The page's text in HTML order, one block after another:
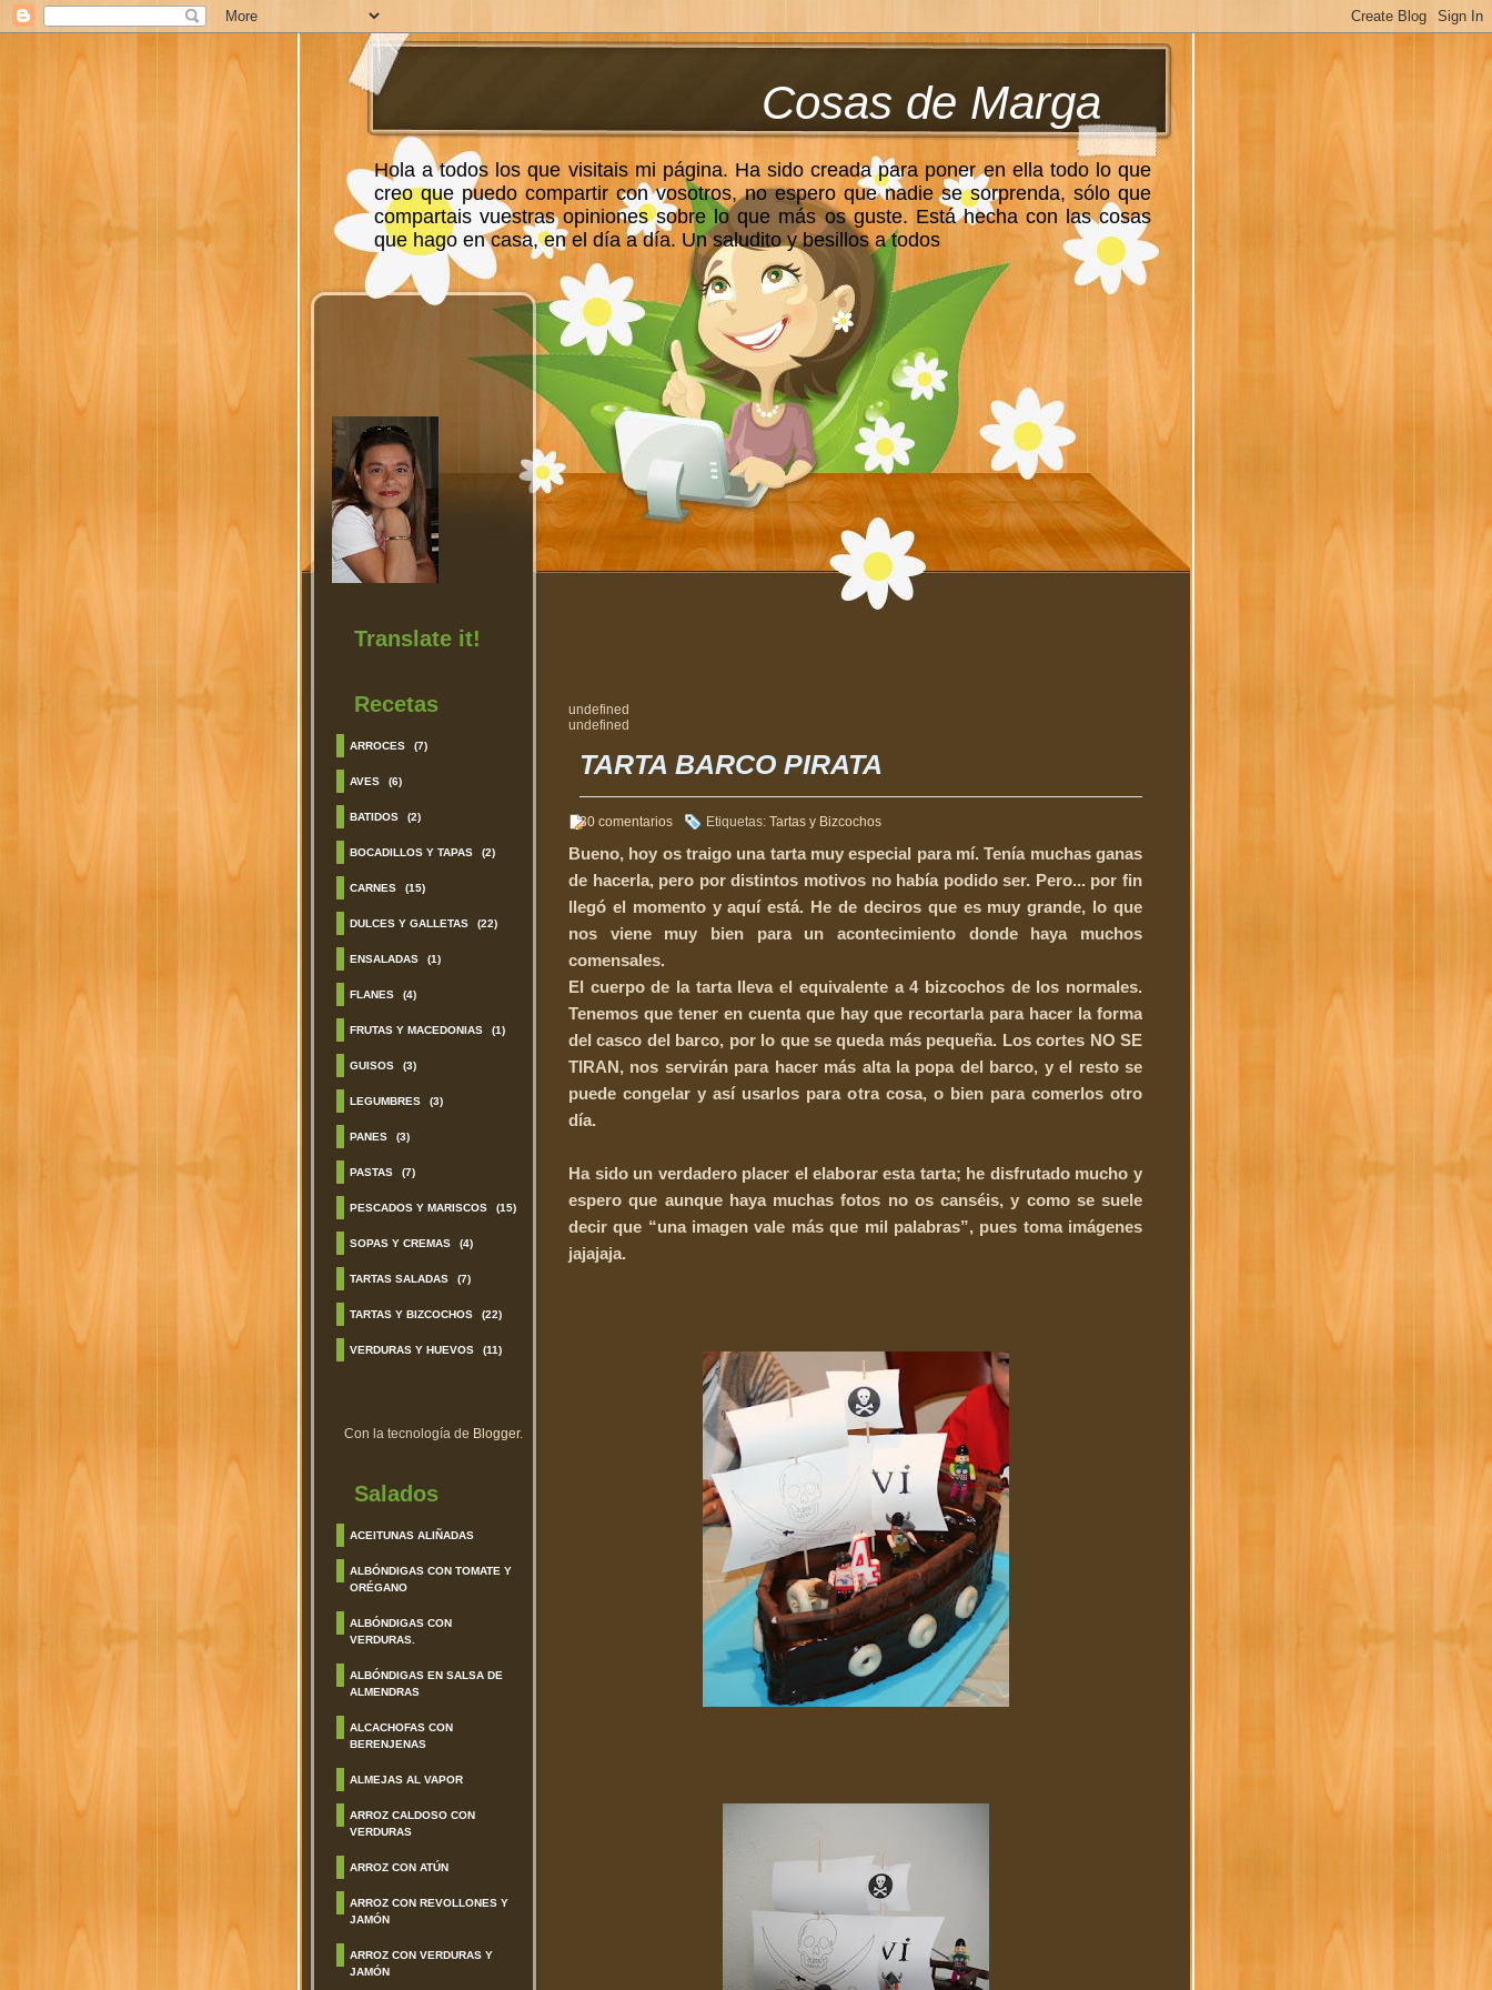
Cosas de Marga
Hola a todos los que visitais mi página. Ha sido creada para poner en ella todo lo que
creo que puedo compartir con vosotros, no espero que nadie se sorprenda, sólo que
compartais vuestras opiniones sobre lo que más os guste. Está hecha con las cosas
que hago en casa, en el día a día. Un saludito y besillos a todos
Translate it!
Recetas
ARROCES (7)
AVES (6)
BATIDOS (2)
BOCADILLOS Y TAPAS (2)
CARNES (15)
DULCES Y GALLETAS (22)
ENSALADAS (1)
FLANES (4)
FRUTAS Y MACEDONIAS (1)
GUISOS (3)
LEGUMBRES (3)
PANES (3)
PASTAS (7)
PESCADOS Y MARISCOS (15)
SOPAS Y CREMAS (4)
TARTAS SALADAS (7)
TARTAS Y BIZCOCHOS (22)
VERDURAS Y HUEVOS (11)
Con la tecnología de Blogger.
Salados
ACEITUNAS ALIÑADAS
ALBÓNDIGAS CON TOMATE Y
ORÉGANO
ALBÓNDIGAS CON
VERDURAS.
ALBÓNDIGAS EN SALSA DE
ALMENDRAS
ALCACHOFAS CON
BERENJENAS
ALMEJAS AL VAPOR
ARROZ CALDOSO CON
VERDURAS
ARROZ CON ATÚN
ARROZ CON REVOLLONES Y
JAMÓN
ARROZ CON VERDURAS Y
JAMÓN
undefined
undefined
TARTA BARCO PIRATA
30 comentarios Etiquetas: Tartas y Bizcochos
Bueno, hoy os traigo una tarta muy especial para mí. Tenía muchas ganas
de hacerla, pero por distintos motivos no había podido ser. Pero... por fin
llegó el momento y aquí está. He de deciros que es muy grande, lo que
nos viene muy bien para un acontecimiento donde haya muchos
comensales.
El cuerpo de la tarta lleva el equivalente a 4 bizcochos de los normales.
Tenemos que tener en cuenta que hay que recortarla para hacer la forma
del casco del barco, por lo que se queda más pequeña. Los cortes NO SE
TIRAN, nos servirán para hacer más alta la popa del barco, y el resto se
puede congelar y así usarlos para otra cosa, o bien para comerlos otro
día.
Ha sido un verdadero placer el elaborar esta tarta; he disfrutado mucho y
espero que aunque haya muchas fotos no os canséis, y como se suele
decir que “una imagen vale más que mil palabras”, pues toma imágenes
jajajaja.